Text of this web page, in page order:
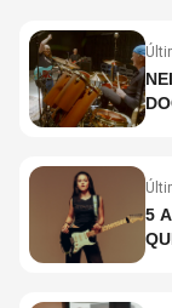
5